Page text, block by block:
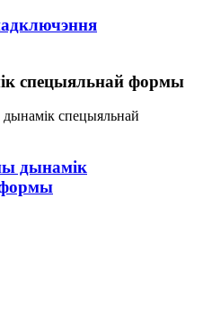
спецыяльнай формы
дынамік